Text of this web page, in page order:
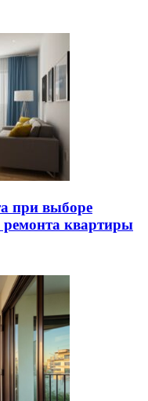
при выборе
ремонта квартиры